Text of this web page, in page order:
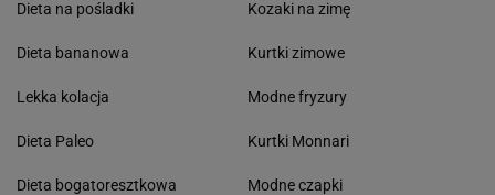
Dieta na pośladki
Dieta bananowa
Lekka kolacja
Dieta Paleo
Dieta bogatoresztkowa
Kozaki na zimę
Kurtki zimowe
Modne fryzury
Kurtki Monnari
Modne czapki